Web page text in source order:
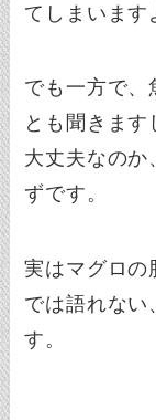
てしまいます
でも一方で、
とも聞きます
大丈夫なのか
ずです。
実はマグロの
では語れない
す。